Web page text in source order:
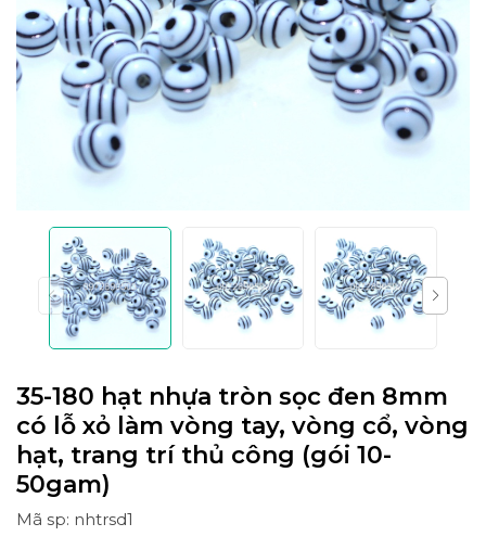
35-180 hạt nhựa tròn sọc đen 8mm
có lỗ xỏ làm vòng tay, vòng cổ, vòng
hạt, trang trí thủ công (gói 10-
50gam)
Mã sp: nhtrsd1